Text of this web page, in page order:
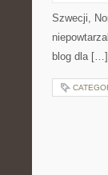
Szwecji,
blog dla […]